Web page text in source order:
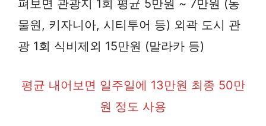
펴보면 관광지 1회 평균 5만원 ~ 7만원 (동
물원, 키자니아, 시티투어 등) 외곽 도시 관
광 1회 식비제외 15만원 (말라카 등)
평균 내어보면 일주일에 13만원 최종 50만
원 정도 사용